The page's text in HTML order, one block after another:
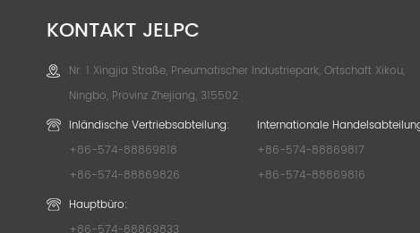
KONTAKT JELPC
Nr. 1 Xingjia Straße, Pneumatischer Industriepark, Ortschaft Xikou,
Ningbo, Provinz Zhejiang, 315502
Inländische Vertriebsabteilung:
+86-574-88869818
+86-574-88869826
Internationale
+86-574-88869817
+86-574-88869816
Hauptbüro: